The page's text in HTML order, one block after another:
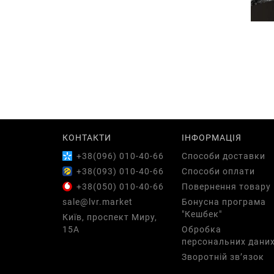
КОНТАКТИ
+38(096) 010-40-66
+38(093) 010-40-66
+38(050) 010-40-66
sale@lvr.market
Київ, проспект Миру,
15А
ІНФОРМАЦІЯ
Способи доставки
Способи оплати
Повернення товару
Бонусна програма
"Кешбек"
Обробка
персональних даних
Зворотній зв’язок